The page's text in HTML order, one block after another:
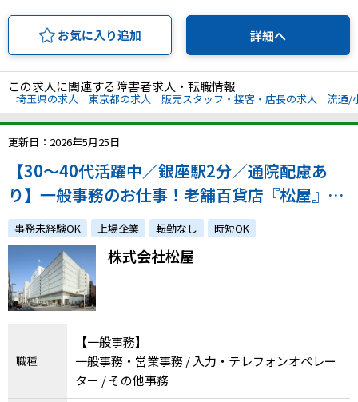
お気に入り追加 詳細へ
この求人に関連する障害者求人・転職情報
埼玉県の求人 東京都の求人 販売スタッフ・接客・店長の求人 流通/
更新日：2026年5月25日
【30～40代活躍中／銀座駅2分／通院配慮あ
り】一般事務のお仕事！老舗百貨店『松屋』で
経験を活かしませんか？
事務未経験OK 上場企業 転勤なし 時短OK
株式会社松屋
職種
【一般事務】
一般事務・営業事務 / 入力・テレフォンオペレー
ター / その他事務